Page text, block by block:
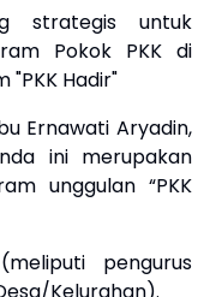
strategis untuk
Pokok PKK di
"PKK Hadir"
Ernawati Aryadin,
ini merupakan
unggulan “PKK
pengurus
Kelurahan).